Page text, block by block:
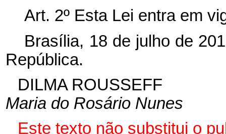
Art. 2º Esta Lei entra em
Brasília, 18 de julho de
República.
DILMA ROUSSEFF
Maria do Rosário Nunes
Este texto não substitui o